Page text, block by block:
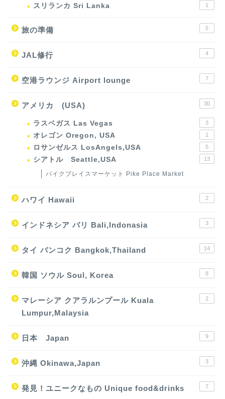
スリランカ Sri Lanka 1
旅の準備 5
JAL修行 4
空港ラウンジ Airport lounge 7
アメリカ (USA) 30
ラスベガス Las Vegas 3
オレゴン Oregon, USA 1
ロサンゼルス LosAngels,USA 5
シアトル Seattle,USA 13
パイクプレイスマーケット Pike Place Market
ハワイ Hawaii 2
インドネシア バリ Bali,Indonasia 3
タイ バンコク Bangkok,Thailand 14
韓国 ソウル Soul, Korea 8
マレーシア クアラルンプール Kuala
Lumpur,Malaysia
2
日本 Japan 9
沖縄 Okinawa,Japan 3
発見！ユニークなもの Unique food&drinks 7